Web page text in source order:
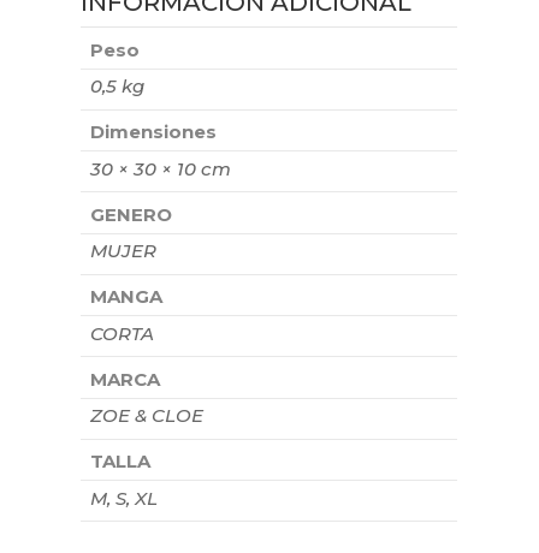
Peso
0,5 kg
Dimensiones
30 × 30 × 10 cm
GENERO
MUJER
MANGA
CORTA
MARCA
ZOE & CLOE
TALLA
M, S, XL